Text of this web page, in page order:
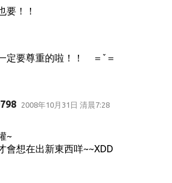
要！！
定要尊重的啦！！ ＝ˇ＝
2008年10月31日 清晨7:28
~
會想在出新東西咩~~XDD